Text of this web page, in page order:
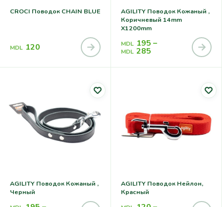
CROCI Поводок CHAIN BLUE
MDL 120
AGILITY Поводок Кожаный ,
Коричневый 14mm
X1200mm
MDL 195 –
MDL 285
AGILITY Поводок Кожаный ,
Черный
AGILITY Поводок Нейлон,
Красный